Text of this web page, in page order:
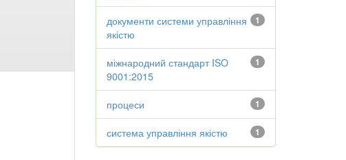
1
документи системи управління
якістю
1
міжнародний стандарт ISO
9001:2015
1
процеси
1
система управління якістю